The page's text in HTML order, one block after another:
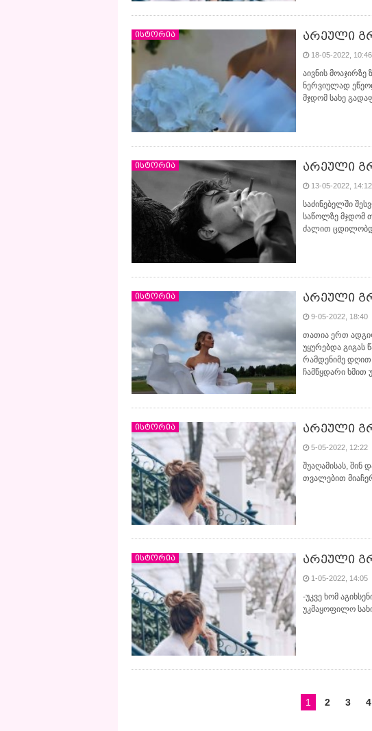
ისტორია არეული
18-05-2022, 10:46
აივნის
ნერვიულად
მჯდომ სახე
ისტორია არეული
13-05-2022, 14:12
საძინებელში
საწოლზე მჯდომ
ძალით
ისტორია არეული
9-05-2022, 18:40
თათია ერთ
უყურებდა გიგას
რამდენიმე დღით
ჩამწყდარი ხმით
ისტორია არეული
5-05-2022, 12:22
შუაღამისას, შინ
თვალებით
ისტორია არეული
1-05-2022, 14:05
-უკვე ხომ
უკმაყოფილო
1 2 3 4